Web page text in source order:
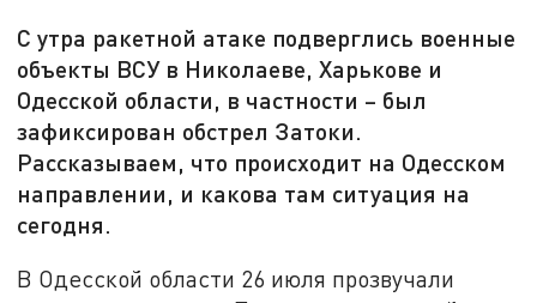
С утра ракетной атаке подверглись военные
объекты ВСУ в Николаеве, Харькове и
Одесской области, в частности – был
зафиксирован обстрел Затоки.
Рассказываем, что происходит на Одесском
направлении, и какова там ситуация на
сегодня.
В Одесской области 26 июля прозвучали